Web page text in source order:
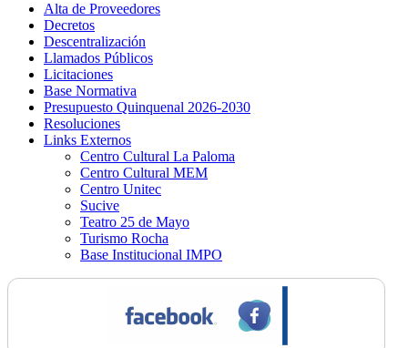
Alta de Proveedores
Decretos
Descentralización
Llamados Públicos
Licitaciones
Base Normativa
Presupuesto Quinquenal 2026-2030
Resoluciones
Links Externos
Centro Cultural La Paloma
Centro Cultural MEM
Centro Unitec
Sucive
Teatro 25 de Mayo
Turismo Rocha
Base Institucional IMPO